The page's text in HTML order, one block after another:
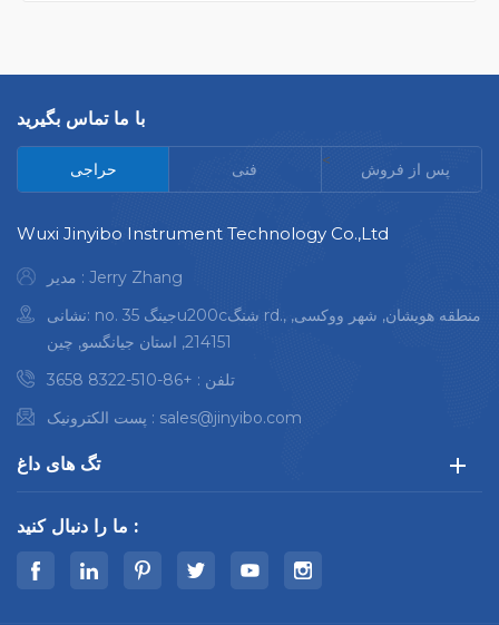
با ما تماس بگیرید
حراجی فنی < پس از فروش
Wuxi Jinyibo Instrument Technology Co.,Ltd
مدیر : Jerry Zhang
نشانی: no. 35 جینگu200cشنگ rd., منطقه هویشان, شهر ووکسی,
214151, استان جیانگسو, چین
تلفن : +86-510-8322 3658
پست الکترونیک : sales@jinyibo.com
تگ های داغ
ما را دنبال کنید :